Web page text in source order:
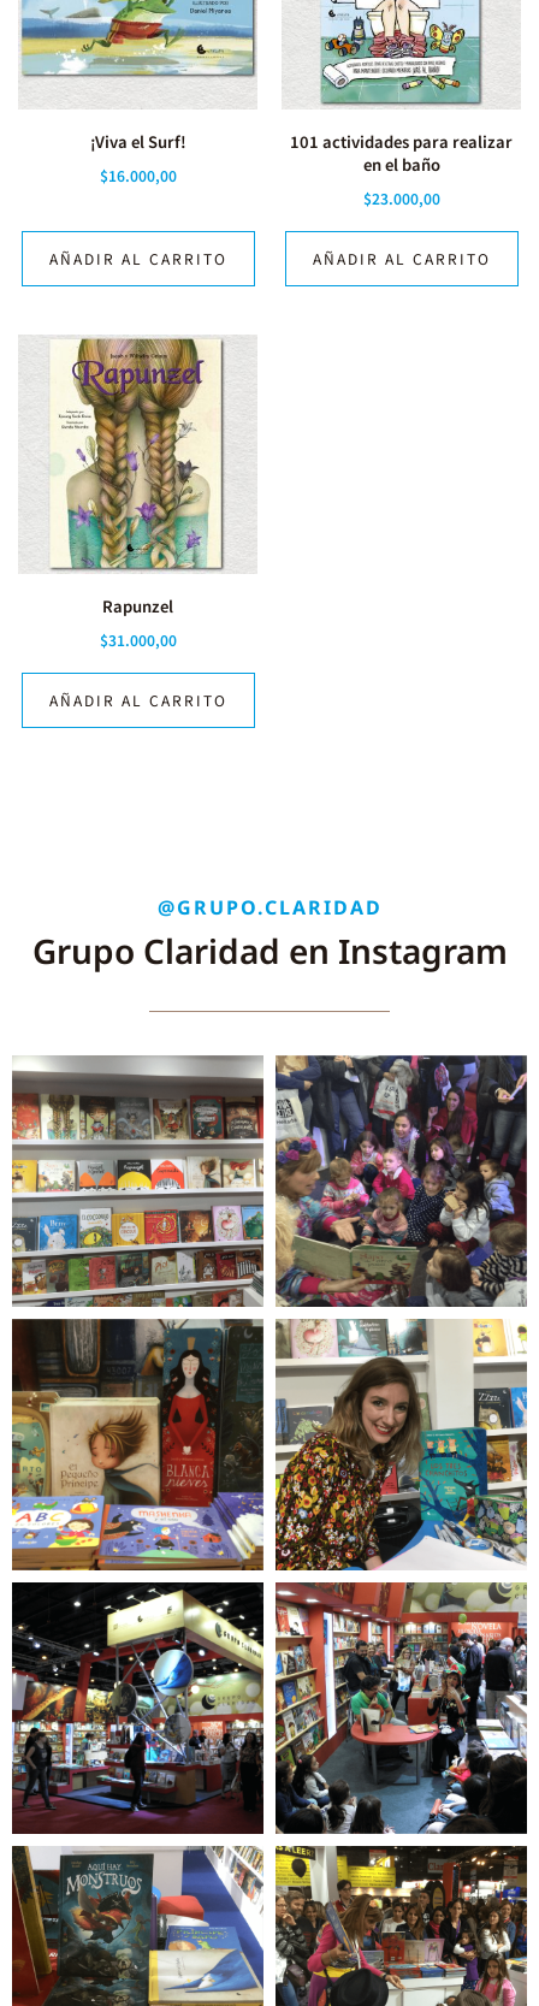
¡Viva el Surf!
$16.000,00
AÑADIR AL CARRITO
101 actividades para realizar
en el baño
$23.000,00
AÑADIR AL CARRITO
Rapunzel
$31.000,00
AÑADIR AL CARRITO
@GRUPO.CLARIDAD
Grupo Claridad en Instagram